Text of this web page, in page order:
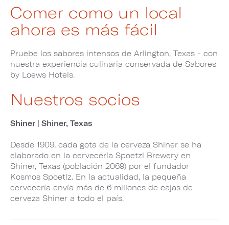
Comer como un local
ahora es más fácil
Pruebe los sabores intensos de Arlington, Texas - con
nuestra experiencia culinaria conservada de Sabores
by Loews Hotels.
Nuestros socios
Shiner | Shiner, Texas
Desde 1909, cada gota de la cerveza Shiner se ha
elaborado en la cervecería Spoetzl Brewery en
Shiner, Texas (población 2069) por el fundador
Kosmos Spoetlz. En la actualidad, la pequeña
cervecería envía más de 6 millones de cajas de
cerveza Shiner a todo el país.